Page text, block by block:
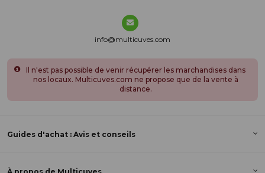
info@multicuves.com
Il n'est pas possible de venir récupérer les marchandises dans
nos locaux. Multicuves.com ne propose que de la vente à
distance.
Guides d'achat : Avis et conseils